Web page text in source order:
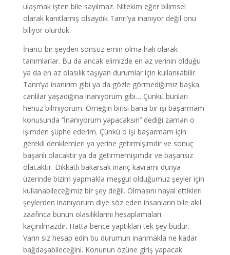
ulaşmak işten bile sayılmaz. Nitekim eğer bilimsel
olarak kanıtlamış olsaydık Tanrı’ya inanıyor değil onu
biliyor olurduk.
İnancı bir şeyden sonsuz emin olma hali olarak
tanımlarlar. Bu da ancak elimizde en az verinin olduğu
ya da en az olasılık taşıyan durumlar için kullanılabilir.
Tanrı’ya inanırım gibi ya da gözle görmediğimiz başka
canlılar yaşadığına inanıyorum gibi… Çünkü bunları
henüz bilmiyorum. Örneğin birisi bana bir işi başarmam
konusunda ‘’İnanıyorum yapacaksın’’ dediği zaman o
işimden şüphe ederim. Çünkü o işi başarmam için
gerekli denklemleri ya yerine getirmişimdir ve sonuç
başarılı olacaktır ya da getirmemişimdir ve başarısız
olacaktır. Dikkatli bakarsak inanç kavramı dünya
üzerinde bizim yapmakla meşgul olduğumuz şeyler için
kullanabileceğimiz bir şey değil. Olmasını hayal ettikleri
şeylerden inanıyorum diye söz eden insanların bile akıl
zaafınca bunun olasılıklarını hesaplamaları
kaçınılmazdır. Hatta bence yaptıkları tek şey budur.
Varın siz hesap edin bu durumun inanmakla ne kadar
bağdaşabileceğini. Konunun özüne giriş yapacak